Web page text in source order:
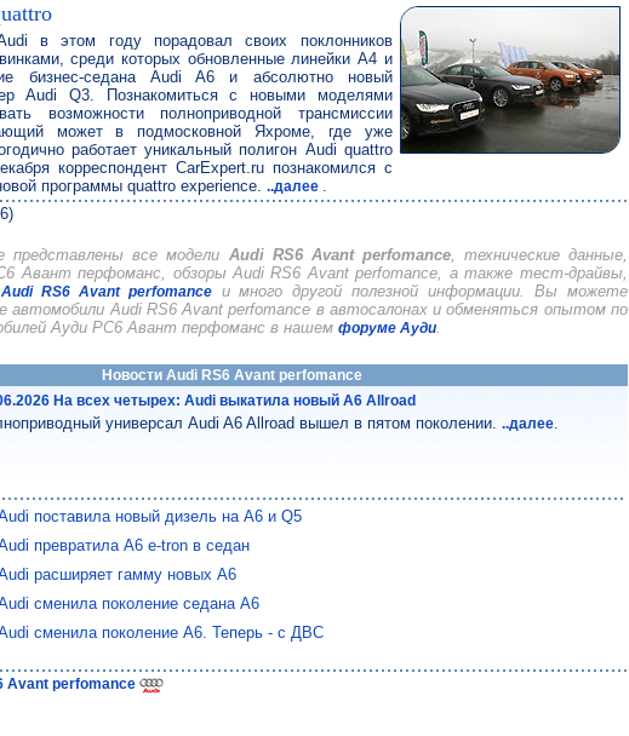
в этом году порадовал своих поклонников
среди которых обновленные линейки A4 и
бизнес-седана Audi A6 и абсолютно новый
Audi Q3. Познакомиться с новыми моделями
возможности полноприводной трансмиссии
может в подмосковной Яхроме, где уже
работает уникальный полигон Audi quattro
корреспондент CarExpert.ru познакомился с
программы quattro experience...далее .
все модели Audi RS6 Avant perfomance, технические данные,
Авант перфоманс, обзоры Audi RS6 Avant perfomance, а также тест-драйвы,
RS6 Avant perfomanceи много другой полезной информации. Вы можете
автомобили Audi RS6 Avant perfomance в автосалонах и обменяться опытом по
Ауди РС6 Авант перфоманс в нашемфоруме Ауди.
Новости Audi RS6 Avant perfomance
На всех четырех: Audi выкатила новый A6 Allroad
универсал Audi A6 Allroad вышел в пятом поколении...далее.
поставила новый дизель на A6 и Q5
превратила A6 e-tron в седан
расширяет гамму новых A6
сменила поколение седана A6
сменила поколение A6. Теперь - с ДВС
Avant perfomance